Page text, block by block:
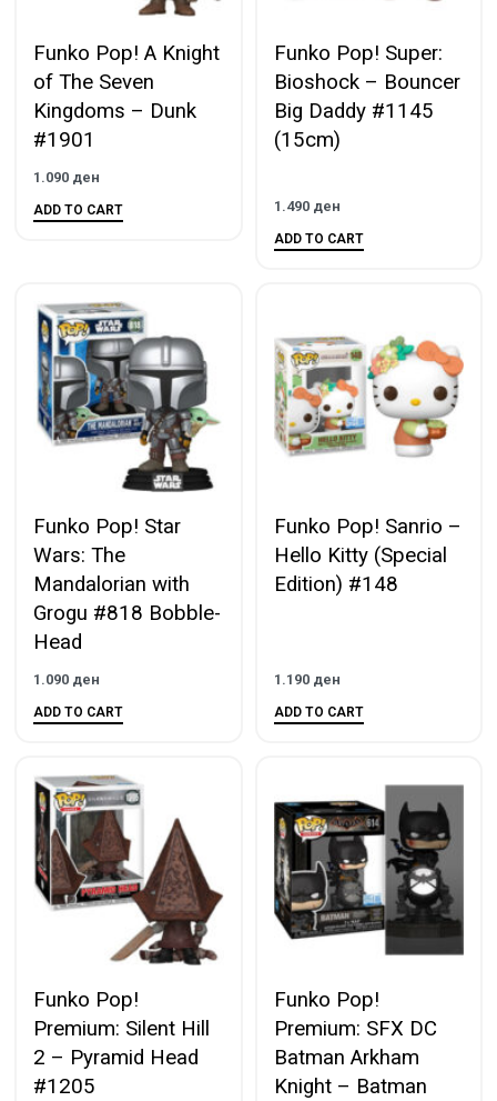
Funko Pop! A Knight
of The Seven
Kingdoms – Dunk
#1901
1.090 ден
ADD TO CART
Funko Pop! Super:
Bioshock – Bouncer
Big Daddy #1145
(15cm)
1.490 ден
ADD TO CART
Funko Pop! Star
Wars: The
Mandalorian with
Grogu #818 Bobble-
Head
1.090 ден
ADD TO CART
Funko Pop! Sanrio –
Hello Kitty (Special
Edition) #148
1.190 ден
ADD TO CART
Funko Pop!
Premium: Silent Hill
2 – Pyramid Head
#1205
Funko Pop!
Premium: SFX DC
Batman Arkham
Knight – Batman